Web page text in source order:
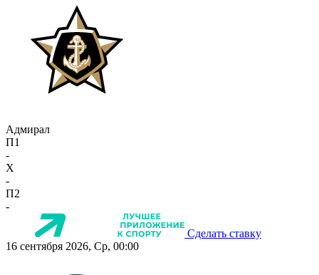
Адмирал
П1
-
X
-
П2
-
Сделать ставку
16 сентября 2026, Ср, 00:00